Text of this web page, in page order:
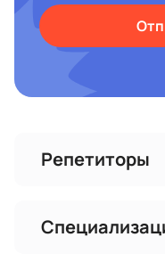
Репетиторы